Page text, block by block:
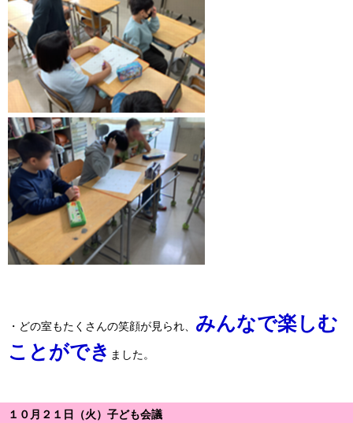
・どの室もたくさんの笑顔が見られ、 みんなで楽しむ
ことができ ました。
１０月２１日（火）子ども会議